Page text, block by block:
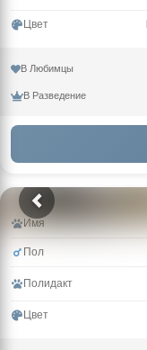
Цвет
В Любимцы
В Разведение
Имя
Пол
Полидакт
Цвет